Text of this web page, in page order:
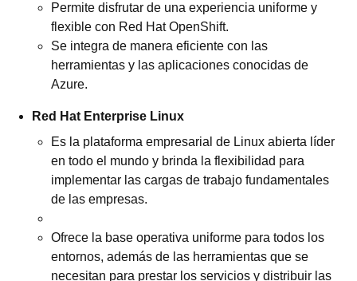
Permite disfrutar de una experiencia uniforme y
flexible con Red Hat OpenShift.
Se integra de manera eficiente con las
herramientas y las aplicaciones conocidas de
Azure.
Red Hat Enterprise Linux
Es la plataforma empresarial de Linux abierta líder
en todo el mundo y brinda la flexibilidad para
implementar las cargas de trabajo fundamentales
de las empresas.
Ofrece la base operativa uniforme para todos los
entornos, además de las herramientas que se
necesitan para prestar los servicios y distribuir las